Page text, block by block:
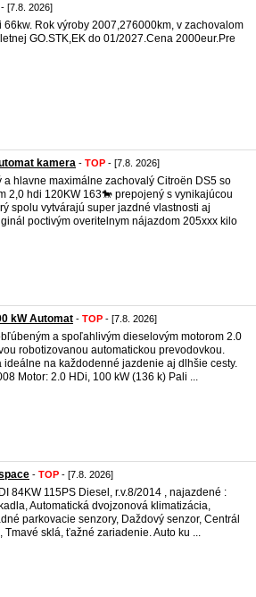
- [7.8. 2026]
Rok výroby 2007,276000km, v zachovalom
GO.STK,EK do 01/2027.Cena 2000eur.Pre
kamera - TOP - [7.8. 2026]
hlavne maximálne zachovalý Citroën DS5 so
2,0 hdi 120KW 163🐎 prepojený s vynikajúcou
spolu vytvárajú super jazdné vlastnosti aj
poctivým overitelnym nájazdom 205xxx kilo
kW Automat - TOP - [7.8. 2026]
a spoľahlivým dieselovým motorom 2.0
robotizovanou automatickou prevodovkou.
na každodenné jazdenie aj dlhšie cesty.
Motor: 2.0 HDi, 100 kW (136 k) Pali ...
- TOP - [7.8. 2026]
84KW 115PS Diesel, r.v.8/2014 , najazdené :
Automatická dvojzonová klimatizácia,
parkovacie senzory, Daždový senzor, Centrál
sklá, ťažné zariadenie. Auto ku ...